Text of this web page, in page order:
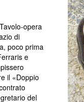
opera
di
poco prima
e
il «Doppio
del